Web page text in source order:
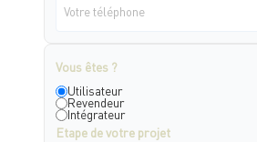
Vous êtes ?
Utilisateur
Revendeur
Intégrateur
Etape de votre projet